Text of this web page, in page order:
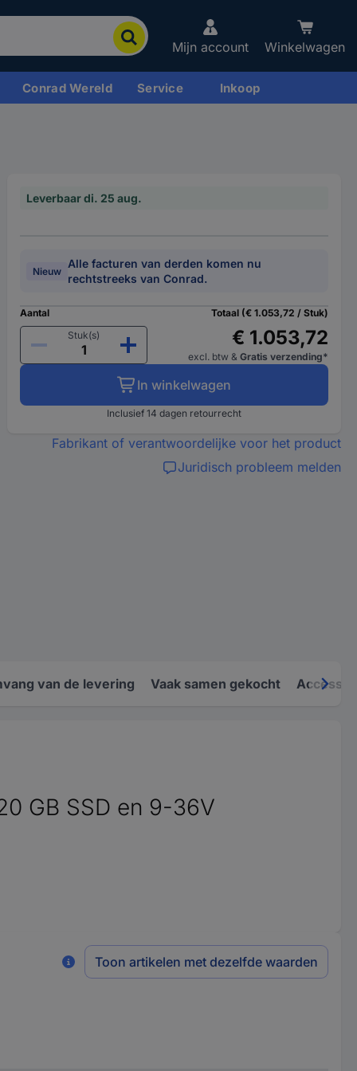
Mijn account Winkelwagen
Conrad Wereld Service Inkoop
Leverbaar di. 25 aug.
Nieuw
Alle facturen van derden komen nu
rechtstreeks van Conrad.
Aantal
Stuk(s)
Totaal (€ 1.053,72 / Stuk)
€ 1.053,72
excl. btw & Gratis verzending*
In winkelwagen
Inclusief 14 dagen retourrecht
Fabrikant of verantwoordelijke voor het product
Juridisch probleem melden
van de levering Vaak samen gekocht
GB SSD en 9-36V
Toon artikelen met dezelfde waarden